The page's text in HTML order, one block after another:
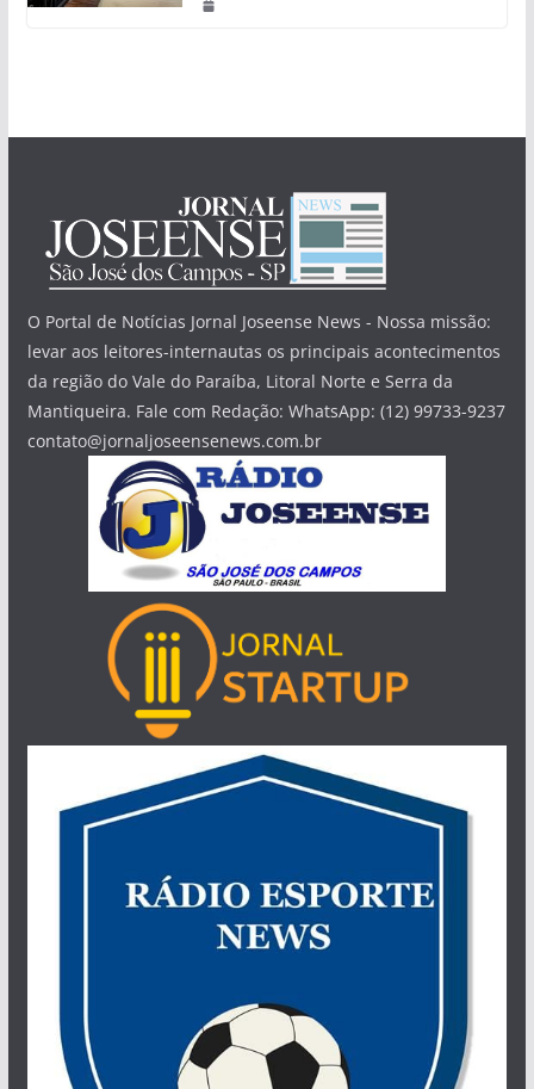
O Portal de Notícias Jornal Joseense News - Nossa missão:
levar aos leitores-internautas os principais acontecimentos
da região do Vale do Paraíba, Litoral Norte e Serra da
Mantiqueira. Fale com Redação: WhatsApp: (12) 99733-9237
contato@jornaljoseensenews.com.br